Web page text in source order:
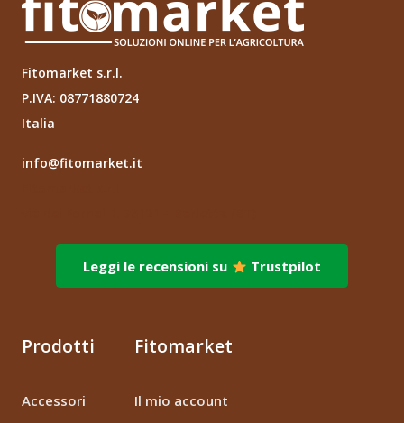
Fitomarket s.r.l.
P.IVA: 08771880724
Italia
info@fitomarket.it
Leggi le recensioni su Trustpilot
Prodotti
Accessori
Fitomarket
Il mio account